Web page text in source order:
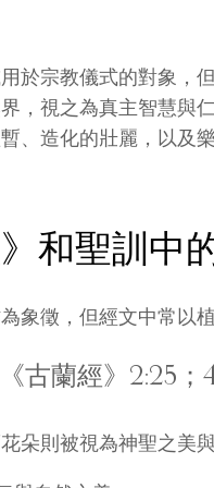
於宗教儀式的對象，
，視之為真主智慧與
、造化的壯麗，以及
和聖訓中
象徵，但經文中常以
古蘭經》2:25；
朵則被視為神聖之美與